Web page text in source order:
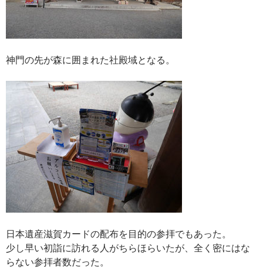
神門の先が森に囲まれた社殿域となる。
日本遺産滋賀カードの配布を目的の参拝でもあった。
少し早い初詣に訪れる人がちらほらいたが、全く密にはな
らない参拝者数だった。